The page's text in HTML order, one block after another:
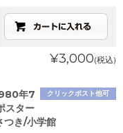
¥3,000(税込)
クリックポスト他可
年7
スター
つき/小学館